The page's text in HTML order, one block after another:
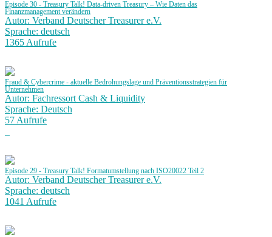
Episode 30 - Treasury Talk! Data-driven Treasury – Wie Daten das
Finanzmanagement verändern
Autor: Verband Deutscher Treasurer e.V.
Sprache: deutsch
1365 Aufrufe
Fraud & Cybercrime - aktuelle Bedrohungslage und Präventionsstrategien für
Unternehmen
Autor: Fachressort Cash & Liquidity
Sprache: Deutsch
57 Aufrufe
Episode 29 - Treasury Talk! Formatumstellung nach ISO20022 Teil 2
Autor: Verband Deutscher Treasurer e.V.
Sprache: deutsch
1041 Aufrufe